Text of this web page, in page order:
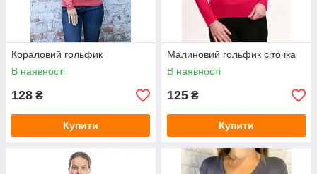
Кораловий гольфик
В наявності
128 ₴
Купити
Малиновий гольфик сіточка
В наявності
125 ₴
Купити